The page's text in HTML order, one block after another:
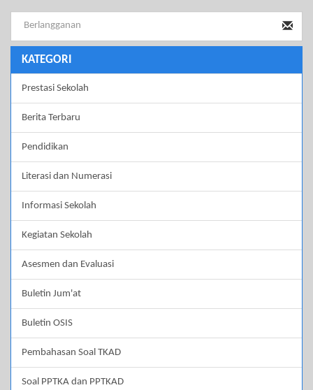
KATEGORI
Prestasi Sekolah
Berita Terbaru
Pendidikan
Literasi dan Numerasi
Informasi Sekolah
Kegiatan Sekolah
Asesmen dan Evaluasi
Buletin Jum'at
Buletin OSIS
Pembahasan Soal TKAD
Soal PPTKA dan PPTKAD